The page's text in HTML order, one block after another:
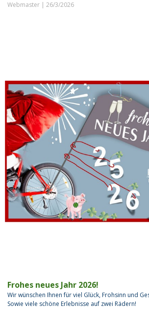
Webmaster | 26/3/2026
Frohes neues Jahr 2026!
Wir wünschen Ihnen für viel Glück, Frohsinn und
Sowie viele schöne Erlebnisse auf zwei Rädern!